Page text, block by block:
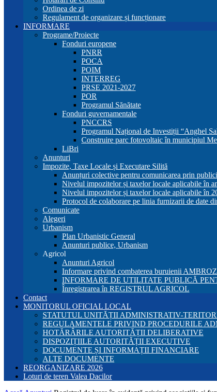
Ordinea de zi
Regulament de organizare și funcționare
INFORMARE
Programe/Proiecte
Fonduri europene
PNRR
POCA
POIM
INTERREG
PRSE 2021-2027
POR
Programul Sănătate
Fonduri guvernamentale
PNCCRS
Programul Național de Investiții “Anghel
Construire parc fotovoltaic în municipiul
LiBri
Anunturi
Impozite, Taxe Locale și Executare Silită
Anunțuri colective pentru comunicarea prin
Nivelul impozitelor și taxelor locale aplicabile în
Nivelul impozitelor și taxelor locale aplicabile în
Protocol de colaborare pe linia furnizarii de date
Comunicate
Alegeri
Urbanism
Plan Urbanistic General
Anunturi publice, Urbanism
Agricol
Anunturi Agricol
Informare privind combaterea buruienii
INFORMARE DE UTILITATE PUBLICĂ
Înregistrarea în REGISTRUL AGRICOL
Contact
MONITORUL OFICIAL LOCAL
STATUTUL UNITĂȚII ADMINISTRATIV-
REGULAMENTELE PRIVIND PROCEDURILE
HOTĂRÂRILE AUTORITĂȚII DELIBERATIVE
DISPOZIȚIILE AUTORITĂȚII EXECUTIVE
DOCUMENTE ȘI INFORMAȚII FINANCIARE
ALTE DOCUMENTE
REORGANIZARE 2026
Loturi de teren Valea Dacilor